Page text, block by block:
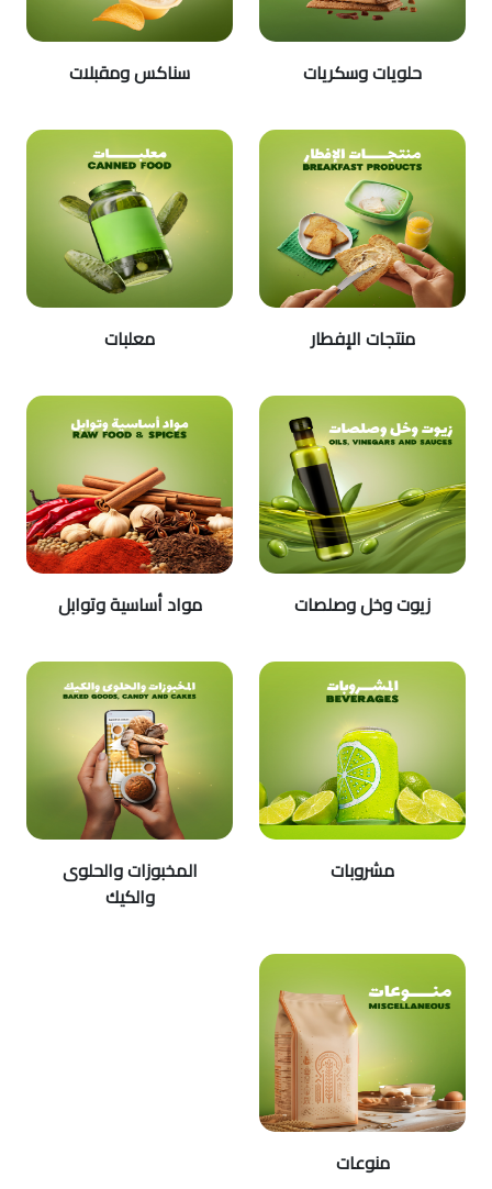
حلويات وسكريات سناكس ومقبلات
منتجات الإفطار معلبات
زيوت وخل وصلصات مواد أساسية وتوابل
مشروبات
المخبوزات والحلوى
والكيك
منوعات